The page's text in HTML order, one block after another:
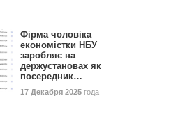
Фірма чоловіка
економістки НБУ
заробляє на
держустановах як
посередник…
17 Декабря 2025 года